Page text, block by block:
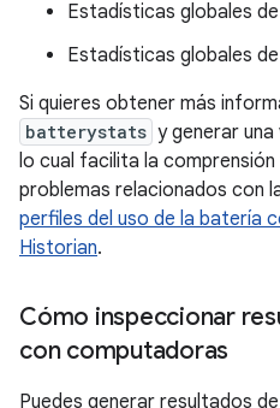
Estadísticas globales
Estadísticas globales
Si quieres obtener más
batterystats y generar
lo cual facilita la
problemas relacionados con
perfiles del uso de la batería
Historian.
Cómo inspeccionar
con computadoras
Puedes generar resultados de